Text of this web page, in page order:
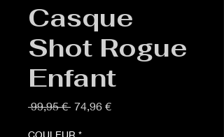
Casque
Shot Rogue
Enfant
99,95 € Prix
74,96 €Prix
COULEUR *